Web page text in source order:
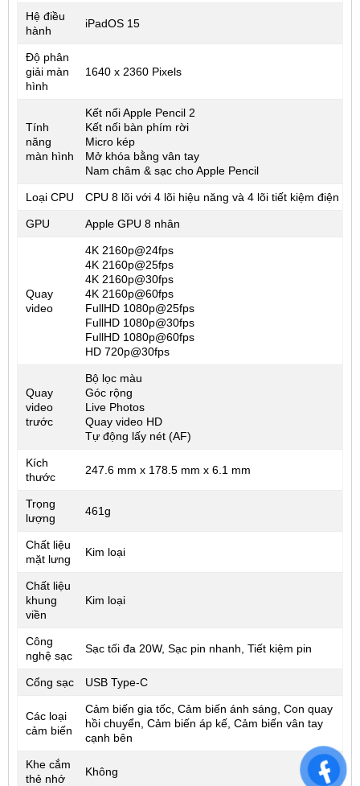
Hệ điều
hành
iPadOS 15
Độ phân
giải màn
hình
1640 x 2360 Pixels
Tính
năng
màn hình
Kết nối Apple Pencil 2
Kết nối bàn phím rời
Micro kép
Mở khóa bằng vân tay
Nam châm & sạc cho Apple Pencil
Loại CPU CPU 8 lõi với 4 lõi hiệu năng và 4 lõi tiết kiệm điện
GPU Apple GPU 8 nhân
Quay
video
4K 2160p@24fps
4K 2160p@25fps
4K 2160p@30fps
4K 2160p@60fps
FullHD 1080p@25fps
FullHD 1080p@30fps
FullHD 1080p@60fps
HD 720p@30fps
Quay
video
trước
Bộ lọc màu
Góc rộng
Live Photos
Quay video HD
Tự động lấy nét (AF)
Kích
thước
247.6 mm x 178.5 mm x 6.1 mm
Trọng
lượng
461g
Chất liệu
mặt lưng
Kim loại
Chất liệu
khung
viền
Kim loại
Công
nghệ sạc
Sạc tối đa 20W, Sạc pin nhanh, Tiết kiệm pin
Cổng sạc USB Type-C
Các loại
cảm biến
Cảm biến gia tốc, Cảm biến ánh sáng, Con quay
hồi chuyển, Cảm biến áp kế, Cảm biến vân tay
cạnh bên
Khe cắm
thẻ nhớ
Không